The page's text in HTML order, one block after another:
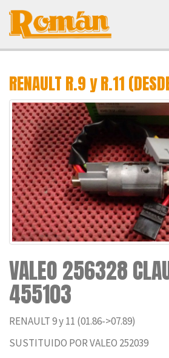
RENAULT R.9 y R.11
VALEO 256328
455103
RENAULT 9 y 11 (01.86->07.89)
SUSTITUIDO POR VALEO 252039